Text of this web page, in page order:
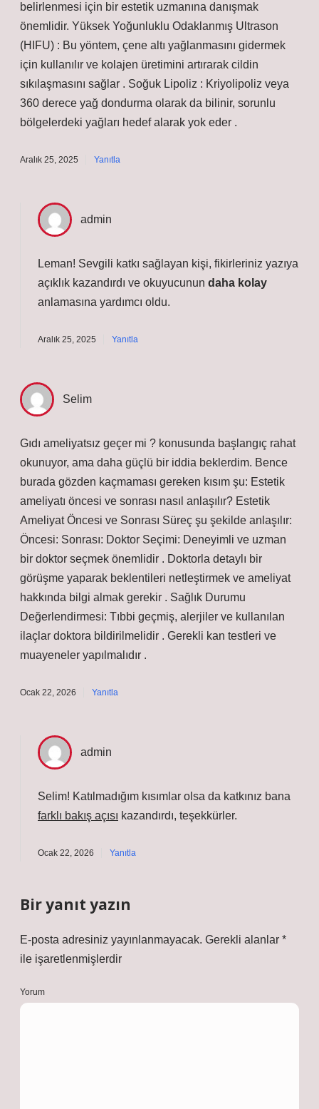
belirlenmesi için bir estetik uzmanına danışmak
önemlidir. Yüksek Yoğunluklu Odaklanmış Ultrason
(HIFU) : Bu yöntem, çene altı yağlanmasını gidermek
için kullanılır ve kolajen üretimini artırarak cildin
sıkılaşmasını sağlar . Soğuk Lipoliz : Kriyolipoliz veya
360 derece yağ dondurma olarak da bilinir, sorunlu
bölgelerdeki yağları hedef alarak yok eder .
Aralık 25, 2025 Yanıtla
admin
Leman! Sevgili katkı sağlayan kişi, fikirleriniz yazıya
açıklık kazandırdı ve okuyucunun daha kolay
anlamasına yardımcı oldu.
Aralık 25, 2025 Yanıtla
Selim
Gıdı ameliyatsız geçer mi ? konusunda başlangıç rahat
okunuyor, ama daha güçlü bir iddia beklerdim. Bence
burada gözden kaçmaması gereken kısım şu: Estetik
ameliyatı öncesi ve sonrası nasıl anlaşılır? Estetik
Ameliyat Öncesi ve Sonrası Süreç şu şekilde anlaşılır:
Öncesi: Sonrası: Doktor Seçimi: Deneyimli ve uzman
bir doktor seçmek önemlidir . Doktorla detaylı bir
görüşme yaparak beklentileri netleştirmek ve ameliyat
hakkında bilgi almak gerekir . Sağlık Durumu
Değerlendirmesi: Tıbbi geçmiş, alerjiler ve kullanılan
ilaçlar doktora bildirilmelidir . Gerekli kan testleri ve
muayeneler yapılmalıdır .
Ocak 22, 2026 Yanıtla
admin
Selim! Katılmadığım kısımlar olsa da katkınız bana
farklı bakış açısı kazandırdı, teşekkürler.
Ocak 22, 2026 Yanıtla
Bir yanıt yazın
E-posta adresiniz yayınlanmayacak. Gerekli alanlar *
ile işaretlenmişlerdir
Yorum